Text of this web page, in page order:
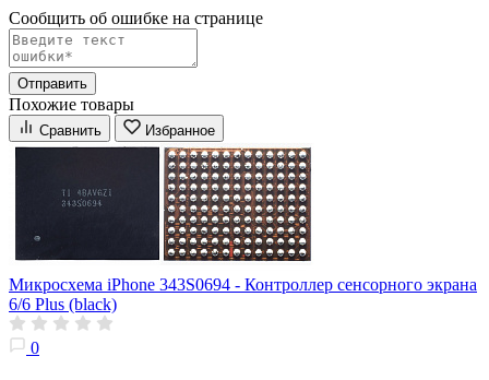
Сообщить об ошибке на страницe
Отправить
Похожие товары
Сравнить Избранное
Микросхема iPhone 343S0694 - Контроллер сенсорного экрана
6/6 Plus (black)
0